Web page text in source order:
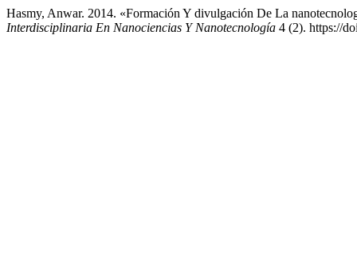
Hasmy, Anwar. 2014. «Formación Y divulgación De La
Interdisciplinaria En Nanociencias Y Nanotecnología 4 (2). https://